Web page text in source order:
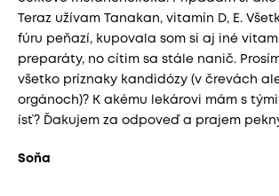
Teraz užívam Tanakan, vitamín D, E.
fúru peňazí, kupovala som si aj iné
preparáty, no cítim sa stále nanič.
všetko príznaky kandidózy (v črevách
orgánoch)? K akému lekárovi mám s
ísť? Ďakujem za odpoveď a prajem
Soňa